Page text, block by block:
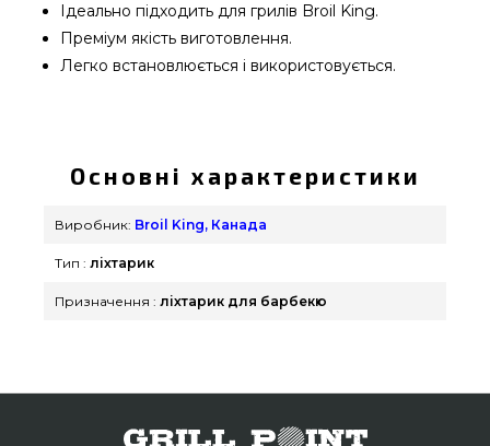
Ідеально підходить для грилів Broil King.
Преміум якість виготовлення.
Легко встановлюється і використовується.
King, Канада за вигідною вартістю всего 4 890
грн. в каталозі інтернет магазину грилів та
аксесуарів GrillPoint. Погляньте і замовте також
магазину Гриль Поінт. Напишіть прямо зараз
нашим фахівцям на телефонний номер 0(800)
Основні характеристики
Виробник: Broil King, Канада
Тип : ліхтарик
Призначення : ліхтарик для барбекю